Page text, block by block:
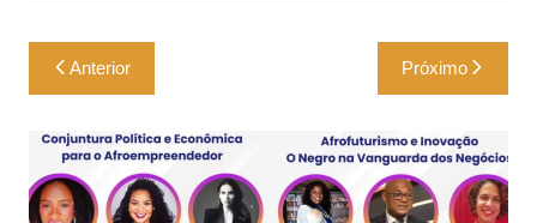
Navegação
de
Post
Anterior Próximo